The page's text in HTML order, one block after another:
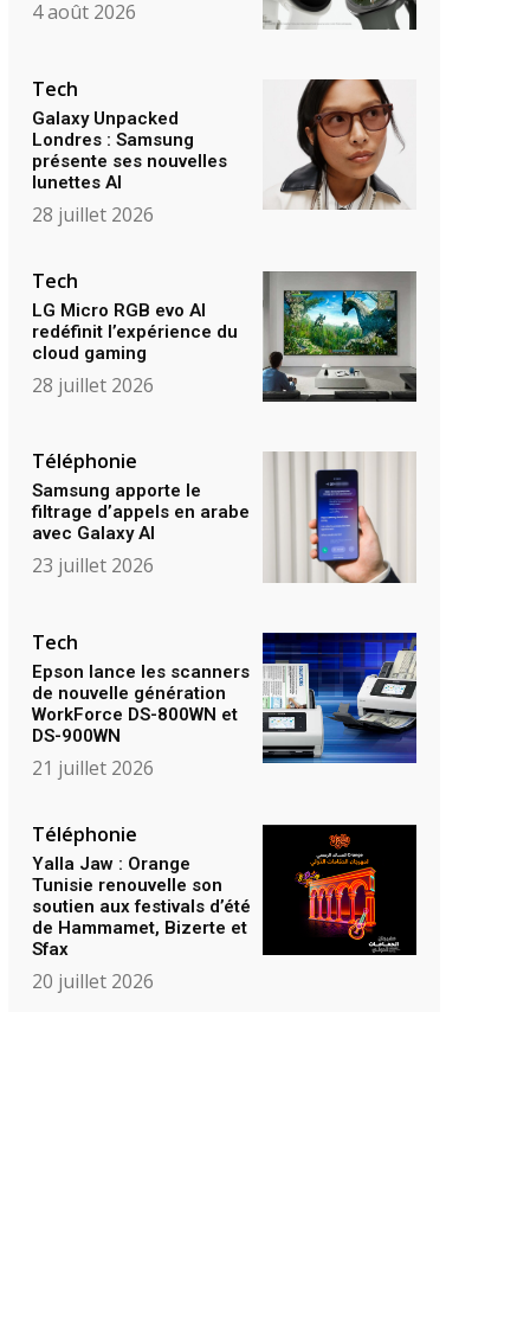
4 août 2026
Tech
Galaxy Unpacked
Londres : Samsung
présente ses nouvelles
lunettes AI
28 juillet 2026
Tech
LG Micro RGB evo AI
redéfinit l’expérience du
cloud gaming
28 juillet 2026
Téléphonie
Samsung apporte le
filtrage d’appels en arabe
avec Galaxy AI
23 juillet 2026
Tech
Epson lance les scanners
de nouvelle génération
WorkForce DS-800WN et
DS-900WN
21 juillet 2026
Téléphonie
Yalla Jaw : Orange
Tunisie renouvelle son
soutien aux festivals d’été
de Hammamet, Bizerte et
Sfax
20 juillet 2026